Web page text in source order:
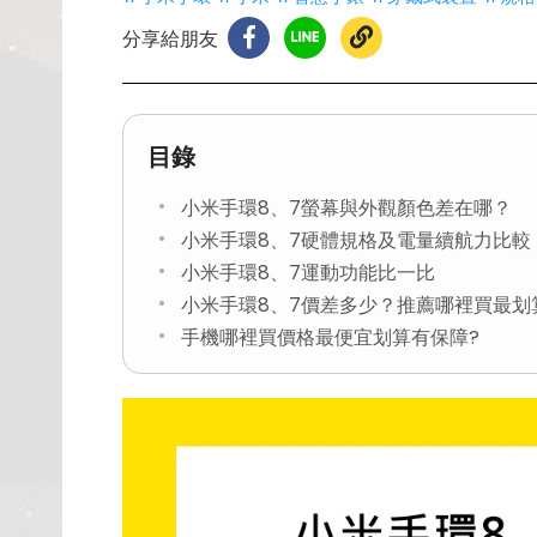
分享給朋友
目錄
小米手環8、7螢幕與外觀顏色差在哪？
小米手環8、7硬體規格及電量續航力比較
小米手環8、7運動功能比一比
小米手環8、7價差多少？推薦哪裡買最划
手機哪裡買價格最便宜划算有保障?